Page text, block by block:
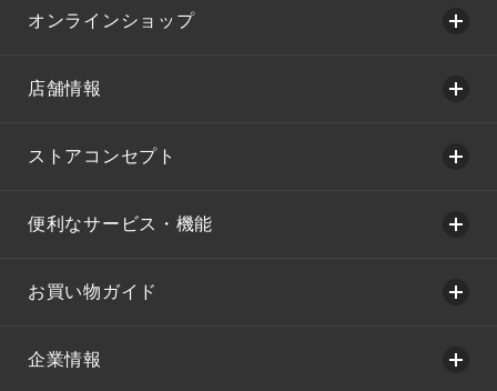
オンラインショップ
店舗情報
ストアコンセプト
便利なサービス・機能
お買い物ガイド
企業情報